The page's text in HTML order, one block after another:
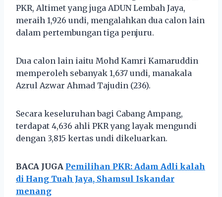
PKR, Altimet yang juga ADUN Lembah Jaya,
meraih 1,926 undi, mengalahkan dua calon lain
dalam pertembungan tiga penjuru.
Dua calon lain iaitu Mohd Kamri Kamaruddin
memperoleh sebanyak 1,637 undi, manakala
Azrul Azwar Ahmad Tajudin (236).
Secara keseluruhan bagi Cabang Ampang,
terdapat 4,636 ahli PKR yang layak mengundi
dengan 3,815 kertas undi dikeluarkan.
BACA JUGA Pemilihan PKR: Adam Adli kalah
di Hang Tuah Jaya, Shamsul Iskandar
menang